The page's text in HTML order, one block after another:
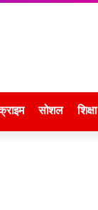
सोशल शिक्षा